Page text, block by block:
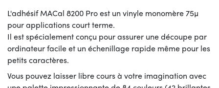
L'adhésif MACal 8200 Pro est un vinyle monomère 75µ
pour applications court terme.
Il est spécialement conçu pour assurer une découpe par
ordinateur facile et un échenillage rapide même pour les
petits caractères.
Vous pouvez laisser libre cours à votre imagination avec